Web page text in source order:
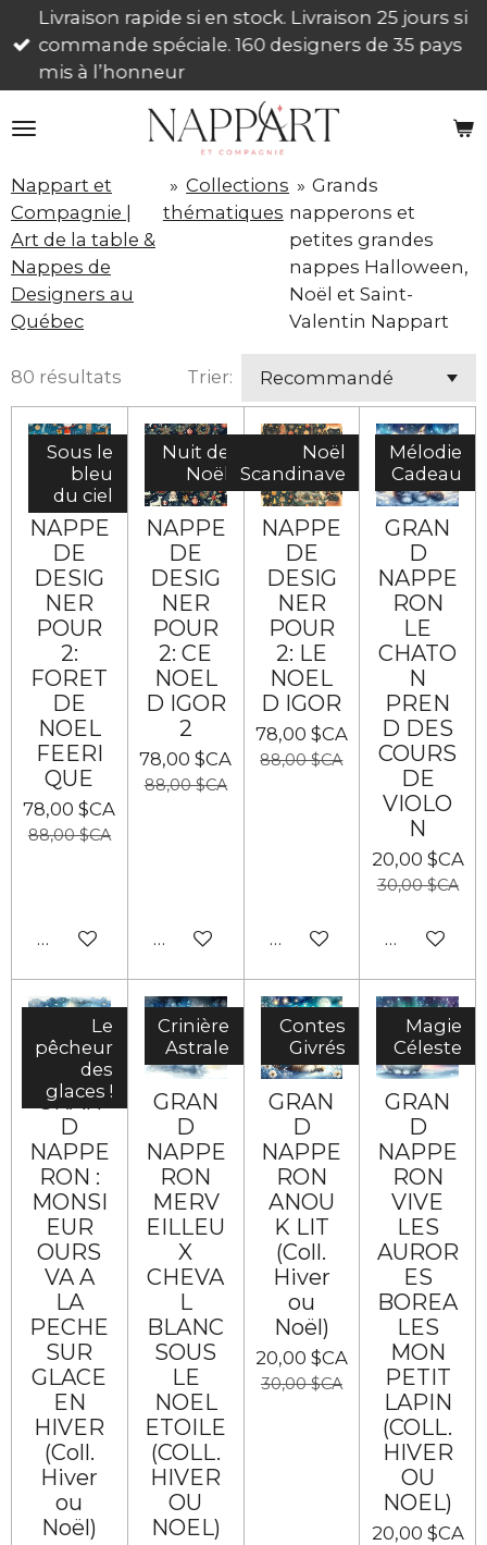
Passer
au
contenu
Livraison rapide si en stock. Livraison 25 jours si
commande spéciale. 160 designers de 35 pays
mis à l’honneur
Nappart et
Compagnie |
Art de la table &
Nappes de
Designers au
Québec
» Collections
thématiques
» Grands
napperons et
petites grandes
nappes Halloween,
Noël et Saint-
Valentin Nappart
80 résultats Trier:
Sous le
bleu
du ciel
NAPPE
DE
DESIG
NER
POUR
2:
FORET
DE
NOEL
FEERI
QUE
78,00 $CA
88,00 $CA
Ajouter au panier
Nuit de
Noël
NAPPE
DE
DESIG
NER
POUR
2: CE
NOEL
D IGOR
2
78,00 $CA
88,00 $CA
Ajouter au panier
Noël
Scandinave
NAPPE
DE
DESIG
NER
POUR
2: LE
NOEL
D IGOR
78,00 $CA
88,00 $CA
Ajouter au panier
Mélodie
Cadeau
GRAN
D
NAPPE
RON
LE
CHATO
N
PREN
D DES
COURS
DE
VIOLO
N
20,00 $CA
30,00 $CA
Ajouter au
Le
pêcheur
des
glaces !
GRAN
D
NAPPE
RON :
MONSI
EUR
OURS
VA A
LA
PECHE
SUR
GLACE
EN
HIVER
(Coll.
Hiver
ou
Noël)
Crinière
Astrale
GRAN
D
NAPPE
RON
MERV
EILLEU
X
CHEVA
L
BLANC
SOUS
LE
NOEL
ETOILE
(COLL.
HIVER
OU
NOEL)
Contes
Givrés
GRAN
D
NAPPE
RON
ANOU
K LIT
(Coll.
Hiver
ou
Noël)
20,00 $CA
30,00 $CA
Magie
Céleste
GRAN
D
NAPPE
RON
VIVE
LES
AUROR
ES
BOREA
LES
MON
PETIT
LAPIN
(COLL.
HIVER
OU
NOEL)
20,00 $CA